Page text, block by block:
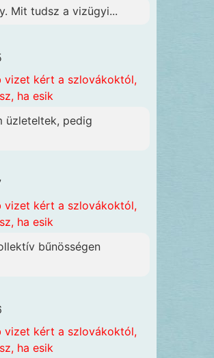
Mit tudsz a vizügyi...
vizet kért a szlovákoktól,
ha esik
üzleteltek, pedig
vizet kért a szlovákoktól,
ha esik
bűnösségen
vizet kért a szlovákoktól,
ha esik